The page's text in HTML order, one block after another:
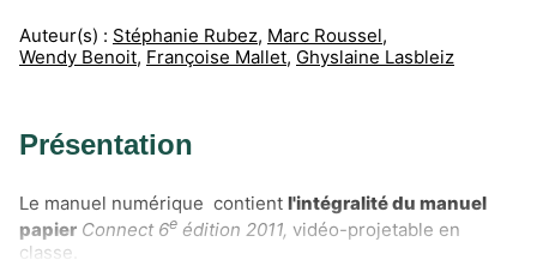
Auteur(s) : Stéphanie Rubez, Marc Roussel,
Wendy Benoit, Françoise Mallet, Ghyslaine Lasbleiz
Présentation
Le manuel numérique contient l'intégralité du manuel
papier Connect 6e édition 2011, vidéo-projetable en
classe.